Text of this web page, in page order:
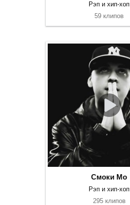
Рэп и хип-хоп
59 клипов
Смоки Мо
Рэп и хип-хоп
295 клипов